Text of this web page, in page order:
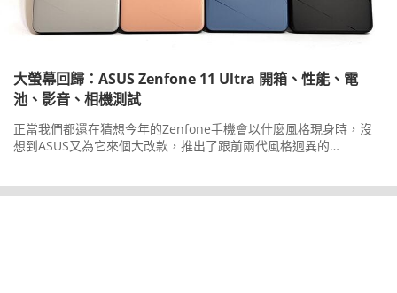
大螢幕回歸：ASUS Zenfone 11 Ultra 開箱、性能、電
池、影音、相機測試
正當我們都還在猜想今年的Zenfone手機會以什麼風格現身時，沒
想到ASUS又為它來個大改款，推出了跟前兩代風格迥異的